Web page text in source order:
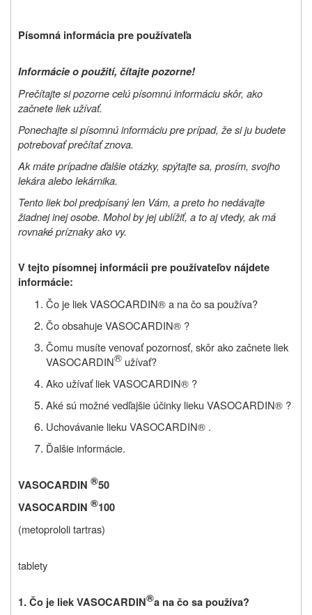
Písomná informácia pre používateľa
Informácie o použití, čítajte pozorne!
Prečítajte si pozorne celú písomnú informáciu skôr, ako
začnete liek užívať.
Ponechajte si písomnú informáciu pre prípad, že si ju budete
potrebovať prečítať znova.
Ak máte prípadne ďalšie otázky, spýtajte sa, prosím, svojho
lekára alebo lekárnika.
Tento liek bol predpísaný len Vám, a preto ho nedávajte
žiadnej inej osobe. Mohol by jej ublížiť, a to aj vtedy, ak má
rovnaké príznaky ako vy.
V tejto písomnej informácii pre používateľov nájdete
informácie:
Čo je liek VASOCARDIN® a na čo sa používa?
Čo obsahuje VASOCARDIN® ?
Čomu musíte venovať pozornosť, skôr ako začnete liek
VASOCARDIN® užívať?
Ako užívať liek VASOCARDIN® ?
Aké sú možné vedľajšie účinky lieku VASOCARDIN® ?
Uchovávanie lieku VASOCARDIN® .
Ďalšie informácie.
VASOCARDIN ®50
VASOCARDIN ®100
(metoprololi tartras)
tablety
1. Čo je liekVASOCARDIN®a na čo sa používa?